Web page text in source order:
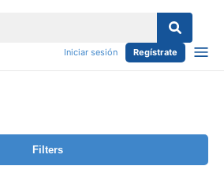
Iniciar sesión Regístrate
Filters